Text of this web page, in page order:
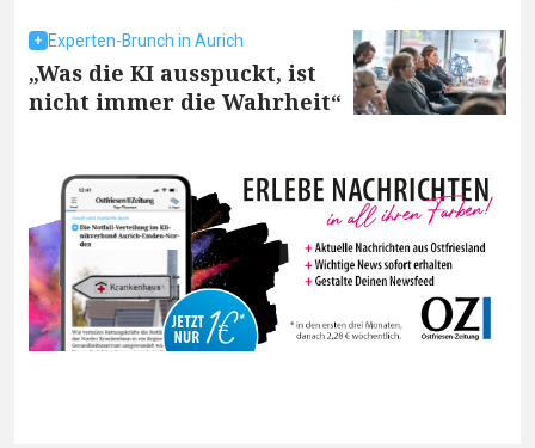
Experten-Brunch in Aurich
„Was die KI ausspuckt, ist
nicht immer die Wahrheit“